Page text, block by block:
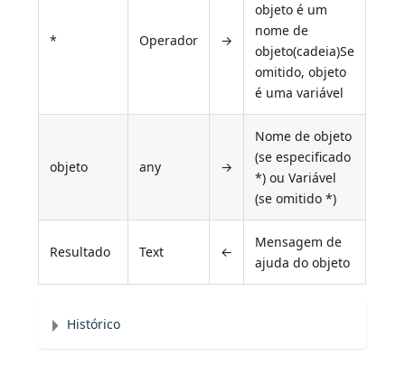
* Operador →
objeto é um
nome de
objeto(cadeia)Se
omitido, objeto
é uma variável
objeto any →
Nome de objeto
(se especificado
*) ou Variável
(se omitido *)
Resultado Text ←
Mensagem de
ajuda do objeto
Histórico